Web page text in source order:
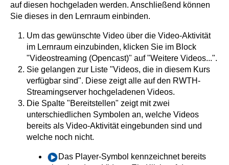
auf diesen hochgeladen werden. Anschließend können
Sie dieses in den Lernraum einbinden.
Um das gewünschte Video über die Video-Aktivität
im Lernraum einzubinden, klicken Sie im Block
"Videostreaming (Opencast)" auf "Weitere Videos...".
Sie gelangen zur Liste "Videos, die in diesem Kurs
verfügbar sind". Diese zeigt alle auf den RWTH-
Streamingserver hochgeladenen Videos.
Die Spalte "Bereitstellen" zeigt mit zwei
unterschiedlichen Symbolen an, welche Videos
bereits als Video-Aktivität eingebunden sind und
welche noch nicht.
Das Player-Symbol kennzeichnet bereits